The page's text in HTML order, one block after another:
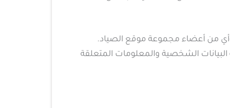
من أعضاء مجموعة موقع الصياد.
الشخصية والمعلومات المتعلقة